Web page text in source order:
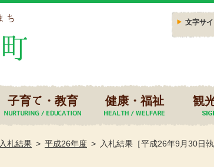
文字サ
子育て・教育 健康・福祉 観
入札結果 平成26年度 入札結果［平成26年9月30日執